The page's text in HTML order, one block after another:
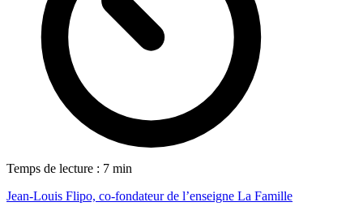
Temps de lecture : 7 min
Jean-Louis Flipo, co-fondateur de l’enseigne La Famille